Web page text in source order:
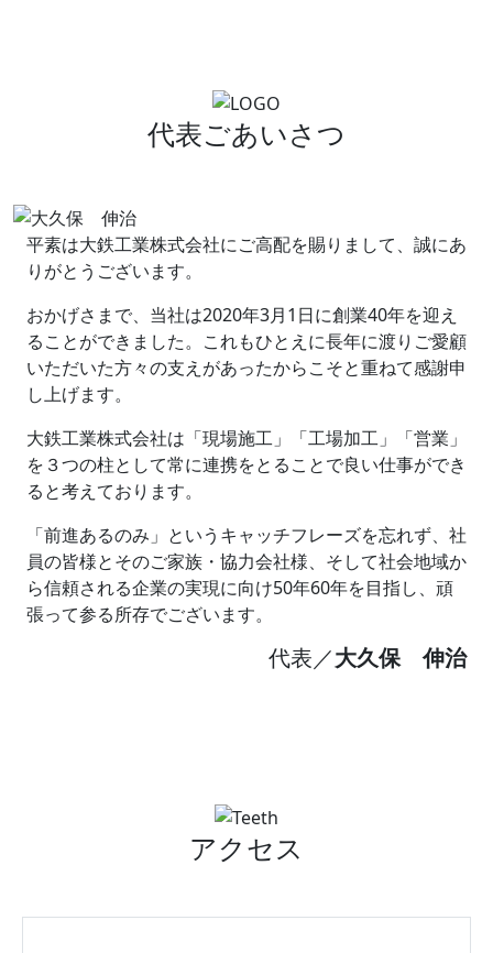
代表ごあいさつ
平素は大鉄工業株式会社にご高配を賜りまして、誠にあ
りがとうございます。
おかげさまで、当社は2020年3月1日に創業40年を迎え
ることができました。これもひとえに長年に渡りご愛顧
いただいた方々の支えがあったからこそと重ねて感謝申
し上げます。
大鉄工業株式会社は「現場施工」「工場加工」「営業」
を３つの柱として常に連携をとることで良い仕事ができ
ると考えております。
「前進あるのみ」というキャッチフレーズを忘れず、社
員の皆様とそのご家族・協力会社様、そして社会地域か
ら信頼される企業の実現に向け50年60年を目指し、頑
張って参る所存でございます。
代表／大久保 伸治
アクセス